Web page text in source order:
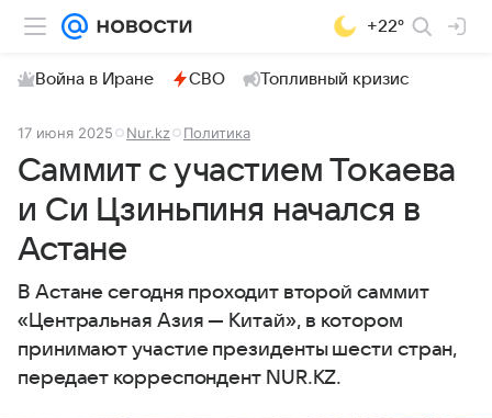
+22°
Война в Иране СВО Топливный кризис
17 июня 2025 Nur.kz Политика
Саммит с участием Токаева
и Си Цзиньпиня начался в
Астане
В Астане сегодня проходит второй саммит
«Центральная Азия — Китай», в котором
принимают участие президенты шести стран,
передает корреспондент NUR.KZ.